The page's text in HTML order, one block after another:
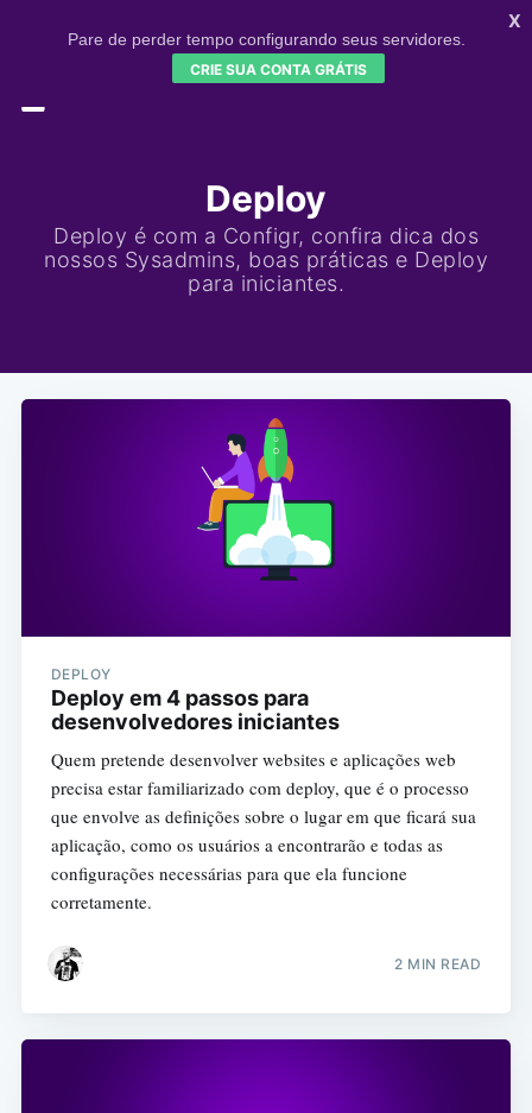
Pare de perder tempo configurando seus servidores.
CRIE SUA CONTA GRÁTIS
X
Deploy
Deploy é com a Configr, confira dica dos
nossos Sysadmins, boas práticas e Deploy
para iniciantes.
DEPLOY
Deploy em 4 passos para
desenvolvedores iniciantes
Quem pretende desenvolver websites e aplicações web
precisa estar familiarizado com deploy, que é o processo
que envolve as definições sobre o lugar em que ficará sua
aplicação, como os usuários a encontrarão e todas as
configurações necessárias para que ela funcione
corretamente.
2 MIN READ